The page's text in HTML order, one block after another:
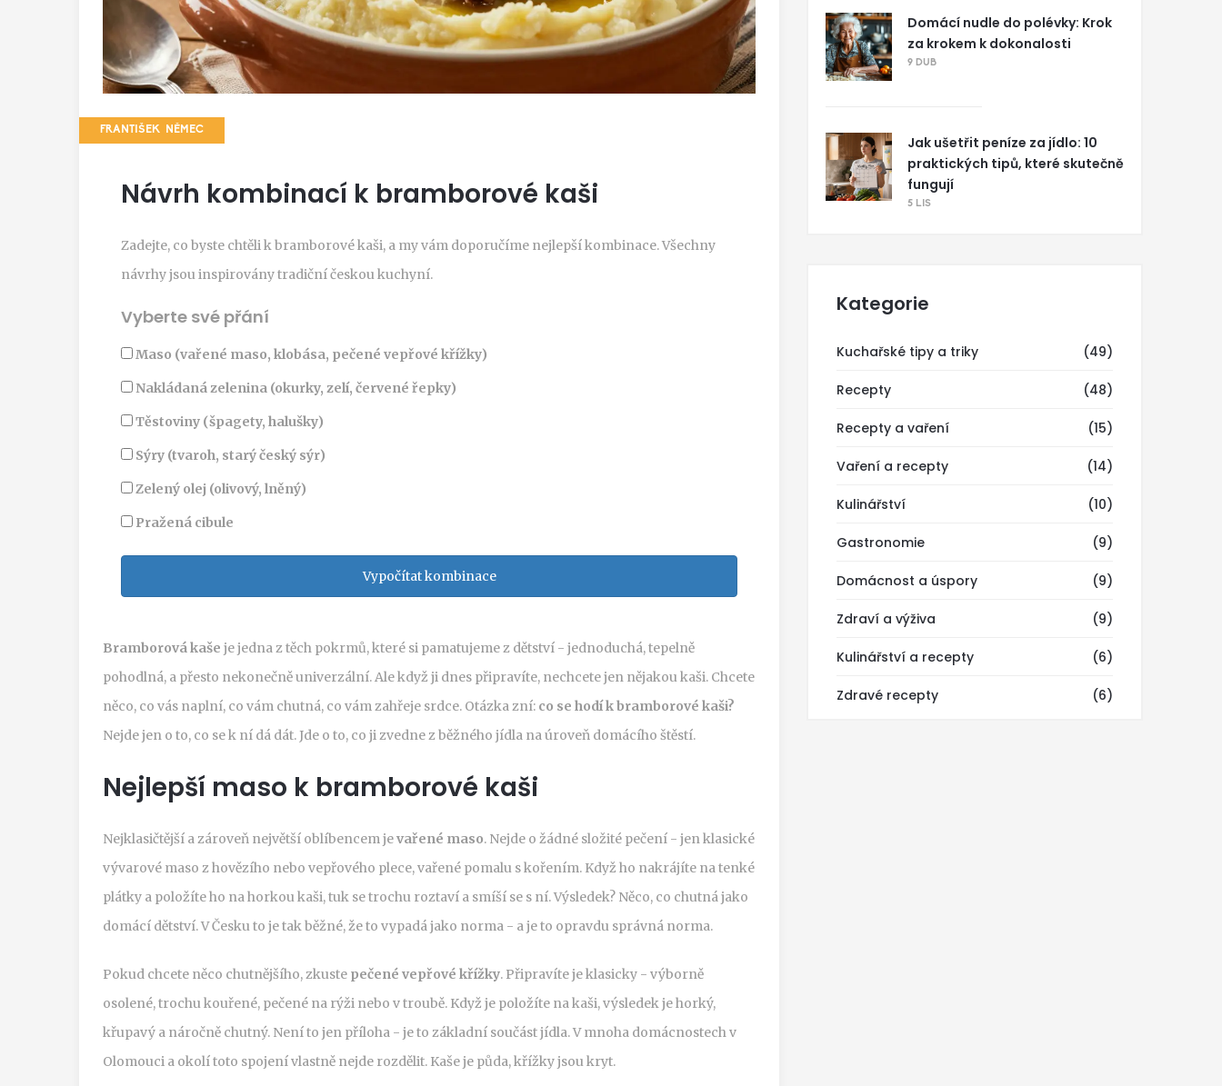
FRANTIŠEK NĚMEC
Návrh kombinací k bramborové kaši
Zadejte, co byste chtěli k bramborové kaši, a my vám doporučíme nejlepší kombinace. Všechny
návrhy jsou inspirovány tradiční českou kuchyní.
Vyberte své přání
Maso (vařené maso, klobása, pečené vepřové křížky)
Nakládaná zelenina (okurky, zelí, červené řepky)
Těstoviny (špagety, halušky)
Sýry (tvaroh, starý český sýr)
Zelený olej (olivový, lněný)
Pražená cibule
Vypočítat kombinace
Bramborová kaše je jedna z těch pokrmů, které si pamatujeme z dětství - jednoduchá, tepelně
pohodlná, a přesto nekonečně univerzální. Ale když ji dnes připravíte, nechcete jen nějakou kaši. Chcete
něco, co vás naplní, co vám chutná, co vám zahřeje srdce. Otázka zní: co se hodí k bramborové kaši?
Nejde jen o to, co se k ní dá dát. Jde o to, co ji zvedne z běžného jídla na úroveň domácího štěstí.
Nejlepší maso k bramborové kaši
Nejklasičtější a zároveň největší oblíbencem jevařené maso. Nejde o žádné složité pečení - jen klasické
vývarové maso z hovězího nebo vepřového plece, vařené pomalu s kořením. Když ho nakrájíte na tenké
plátky a položíte ho na horkou kaši, tuk se trochu roztaví a smíší se s ní. Výsledek? Něco, co chutná jako
domácí dětství. V Česku to je tak běžné, že to vypadá jako norma - a je to opravdu správná norma.
Pokud chcete něco chutnějšího, zkuste pečené vepřové křížky. Připravíte je klasicky - výborně
osolené, trochu kouřené, pečené na rýži nebo v troubě. Když je položíte na kaši, výsledek je horký,
křupavý a náročně chutný. Není to jen příloha - je to základní součást jídla. V mnoha domácnostech v
Olomouci a okolí toto spojení vlastně nejde rozdělit. Kaše je půda, křížky jsou kryt.
Domácí nudle do polévky: Krok
za krokem k dokonalosti
9 DUB
Jak ušetřit peníze za jídlo: 10
praktických tipů, které skutečně
fungují
5 LIS
Kategorie
Kuchařské tipy a triky (49)
Recepty (48)
Recepty a vaření (15)
Vaření a recepty (14)
Kulinářství (10)
Gastronomie (9)
Domácnost a úspory (9)
Zdraví a výživa (9)
Kulinářství a recepty (6)
Zdravé recepty (6)